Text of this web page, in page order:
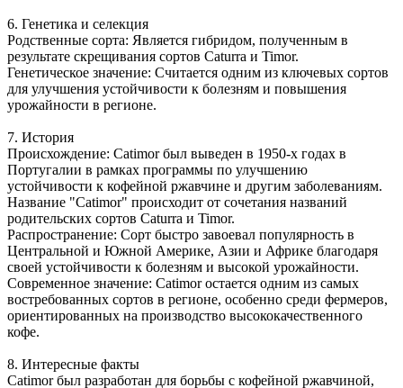
6. Генетика и селекция
Родственные сорта: Является гибридом, полученным в
результате скрещивания сортов Caturra и Timor.
Генетическое значение: Считается одним из ключевых сортов
для улучшения устойчивости к болезням и повышения
урожайности в регионе.
7. История
Происхождение: Catimor был выведен в 1950-х годах в
Португалии в рамках программы по улучшению
устойчивости к кофейной ржавчине и другим заболеваниям.
Название "Catimor" происходит от сочетания названий
родительских сортов Caturra и Timor.
Распространение: Сорт быстро завоевал популярность в
Центральной и Южной Америке, Азии и Африке благодаря
своей устойчивости к болезням и высокой урожайности.
Современное значение: Catimor остается одним из самых
востребованных сортов в регионе, особенно среди фермеров,
ориентированных на производство высококачественного
кофе.
8. Интересные факты
Catimor был разработан для борьбы с кофейной ржавчиной,